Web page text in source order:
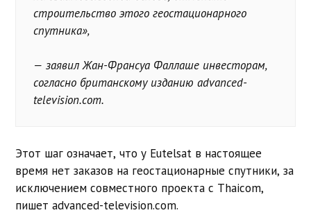
строительство этого геостационарного
спутника»,
— заявил Жан-Франсуа Фаллаше инвесторам,
согласно британскому изданию advanced-
television.com.
Этот шаг означает, что у Eutelsat в настоящее
время нет заказов на геостационарные спутники, за
исключением совместного проекта с Thaicom,
пишет advanced-television.com.